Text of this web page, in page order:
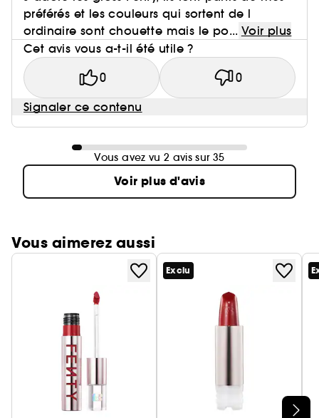
préférés et les couleurs qui sortent de l
ordinaire sont chouette mais le po... Voir plus
Cet avis vous a-t-il été utile ?
0 0
Signaler ce contenu
Vous avez vu 2 avis sur 35
Voir plus d'avis
Vous aimerez aussi
Ignorer le carrousel produits
Exclu